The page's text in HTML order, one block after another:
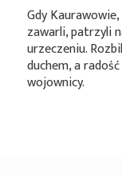
Gdy
zawarli, patrzyli
urzeczeniu.
duchem, a
wojownicy.